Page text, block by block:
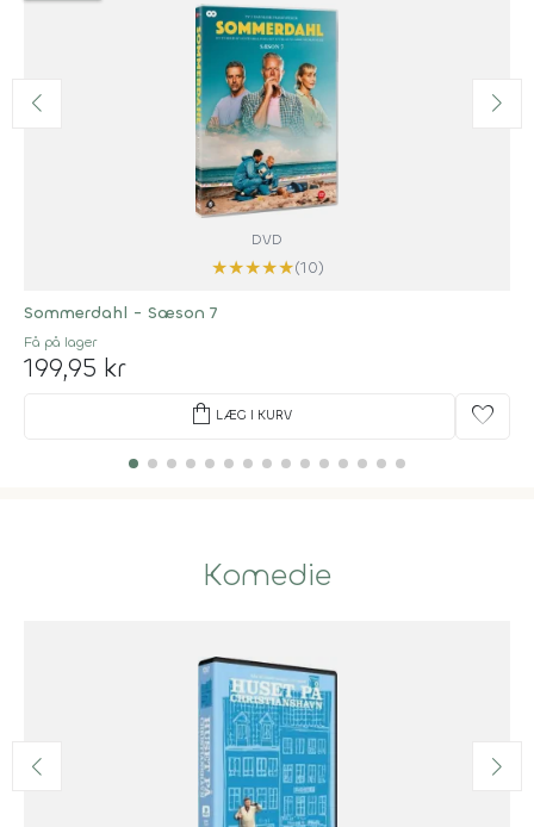
DVD
★★★★★(10)
Sommerdahl - Sæson 7
Få på lager
199,95 kr
shopping_bag LÆG I KURV favorite
Komedie